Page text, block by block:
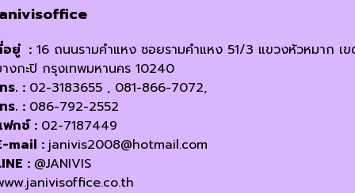
อยู่ : 16 ถนนรามคำแหง ซอยรามคำแหง 51/3 แขวงหัวหมาก เ
งกะปิ กรุงเทพมหานคร 10240
ร. : 02-3183655 , 081-866-7072,
ร. : 086-792-2552
กซ์ : 02-7187449
mail : janivis2008@hotmail.com
: @JANIVIS